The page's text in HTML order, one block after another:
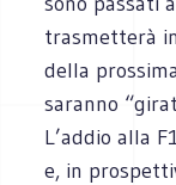
trasmetterà
della
saranno
L’addio alla
e, in